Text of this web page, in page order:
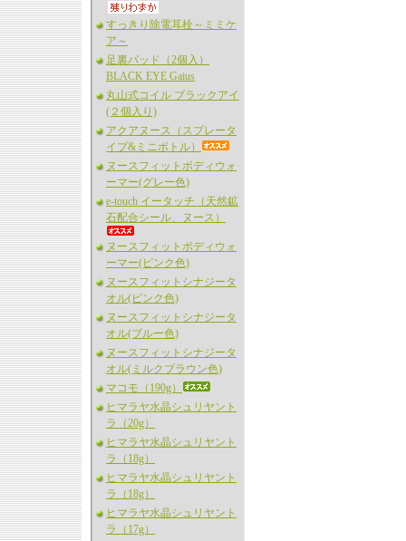
すっきり除電耳栓～ミミケ
ア～
足裏パッド（2個入）
BLACK EYE Gaius
丸山式コイル ブラックアイ
(２個入り)
アクアヌース（スプレータ
イプ&ミニボトル）
ヌースフィットボディウォ
ーマー(グレー色)
e-touch イータッチ（天然鉱
石配合シール、ヌース）
ヌースフィットボディウォ
ーマー(ピンク色)
ヌースフィットシナジータ
オル(ピンク色)
ヌースフィットシナジータ
オル(ブルー色)
ヌースフィットシナジータ
オル(ミルクブラウン色)
マコモ（190g）
ヒマラヤ水晶シュリヤント
ラ（20g）
ヒマラヤ水晶シュリヤント
ラ（18g）
ヒマラヤ水晶シュリヤント
ラ（18g）
ヒマラヤ水晶シュリヤント
ラ（17g）